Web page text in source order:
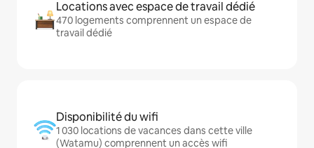
Locations avec espace de travail dédié
470 logements comprennent un espace de
travail dédié
Disponibilité du wifi
1 030 locations de vacances dans cette ville
(Watamu) comprennent un accès wifi